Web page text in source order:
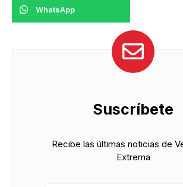
WhatsApp
Suscríbete
Recibe las últimas noticias de
Extrema